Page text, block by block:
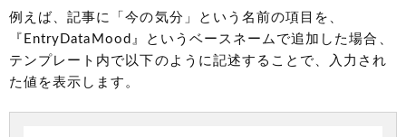
例えば、記事に「今の気分」という名前の項目を、
『EntryDataMood』というベースネームで追加した場合、
テンプレート内で以下のように記述することで、入力され
た値を表示します。